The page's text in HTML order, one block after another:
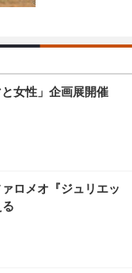
と女性」企画展開催
ロメオ『ジュリエッ